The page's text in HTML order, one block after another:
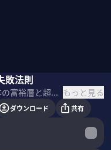
敗法則
150万世帯に上る日本の富裕層と超富裕層。オーナー経営者、医者などの資産家たちは自らの資産をどう運用しているのか？資本主義の構造を理解し、ハックし、自らの資本を増やすための思考法について、ZUU創業者の冨田和成CEOに聞いた。 もっと見る
ダウンロード 共有